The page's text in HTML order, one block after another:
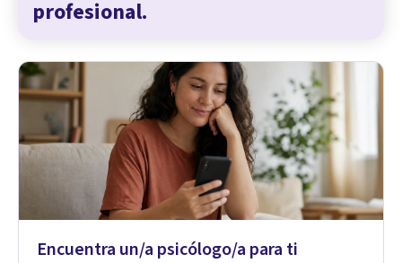
profesional.
Encuentra un/a psicólogo/a para ti